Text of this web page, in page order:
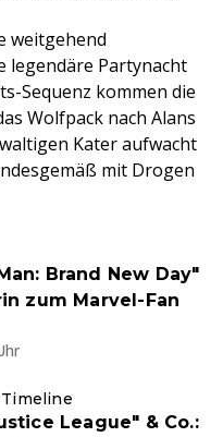
weitgehend
legendäre Partynacht
Sequenz kommen die
Wolfpack nach Alans
Kater aufwacht
mit Drogen
Brand New Day"
zum Marvel-Fan
League" & Co.: